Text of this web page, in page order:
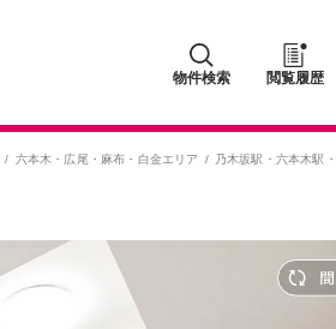
物件検索 閲覧履歴
六本木・広尾・麻布・白金エリア 乃木坂駅 ・ 六本木駅 ・